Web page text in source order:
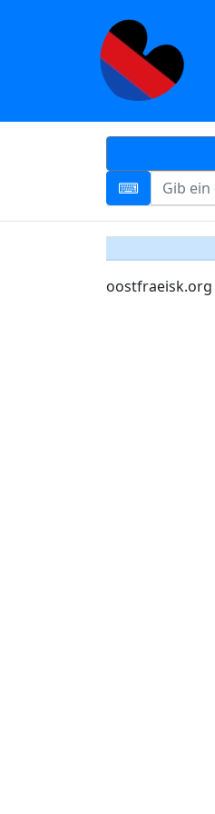
oostfraeisk.org